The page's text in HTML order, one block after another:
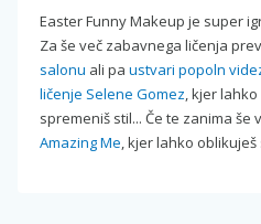
Easter Funny Makeup je super
Za še več zabavnega ličenja
salonu ali pa ustvari popoln
ličenje Selene Gomez , kjer
spremeniš stil... Če te zanima
Amazing Me , kjer lahko